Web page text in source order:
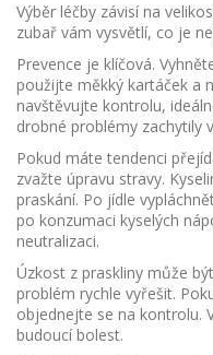
Výběr léčby závisí na
zubař vám vysvětlí, co je
Prevence je klíčová.
použijte měkký kartáček a
navštěvujte kontrolu,
drobné problémy zachytily
Pokud máte tendenci
zvažte úpravu stravy.
praskání. Po jídle
po konzumaci kyselých
neutralizaci.
Úzkost z praskliny může
problém rychle vyřešit.
objednejte se na kontrolu.
budoucí bolest.